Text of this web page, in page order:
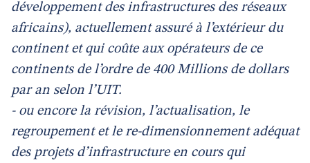
développement des infrastructures des réseaux
africains), actuellement assuré à l’extérieur du
continent et qui coûte aux opérateurs de ce
continents de l’ordre de 400 Millions de dollars
par an selon l’UIT.
- ou encore la révision, l’actualisation, le
regroupement et le re-dimensionnement adéquat
des projets d’infrastructure en cours qui